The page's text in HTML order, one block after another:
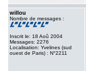
willou
Nombre de messages :
Inscrit le: 18 Aoû 2004
Messages: 2276
Localisation: Yvelines (sud
ouest de Paris) : N°2211